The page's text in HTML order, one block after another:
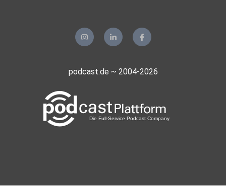
podcast.de ~ 2004-2026